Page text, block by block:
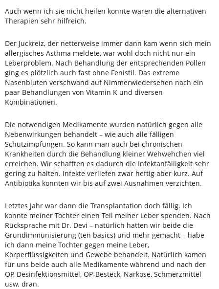
Auch wenn ich sie nicht heilen konnte waren die alternativen
Therapien sehr hilfreich.
Der Juckreiz, der netterweise immer dann kam wenn sich mein
allergisches Asthma meldete, war wohl doch nicht nur ein
Leberproblem. Nach Behandlung der entsprechenden Pollen
ging es plötzlich auch fast ohne Fenistil. Das extreme
Nasenbluten verschwand auf Nimmerwiedersehen nach ein
paar Behandlungen von Vitamin K und diversen
Kombinationen.
Die notwendigen Medikamente wurden natürlich gegen alle
Nebenwirkungen behandelt – wie auch alle fälligen
Schutzimpfungen. So kann man auch bei chronischen
Krankheiten durch die Behandlung kleiner Wehwehchen viel
erreichen. Wir schafften es dadurch die Infektanfälligkeit sehr
gering zu halten. Infekte verliefen zwar heftig aber kurz. Auf
Antibiotika konnten wir bis auf zwei Ausnahmen verzichten.
Letztes Jahr war dann die Transplantation doch fällig. Ich
konnte meiner Tochter einen Teil meiner Leber spenden. Nach
Rücksprache mit Dr. Devi – natürlich hatten wir beide die
Grundimmunisierung (ten basics) und mehr gemacht – habe
ich dann meine Tochter gegen meine Leber,
Körperflüssigkeiten und Gewebe behandelt. Natürlich kamen
für uns beide auch alle Medikamente während und nach der
OP, Desinfektionsmittel, OP-Besteck, Narkose, Schmerzmittel
usw. dran.